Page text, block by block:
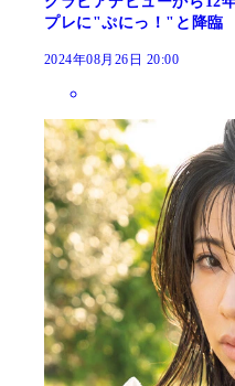
プレに"ぷにっ！"と降臨
2024年08月26日 20:00